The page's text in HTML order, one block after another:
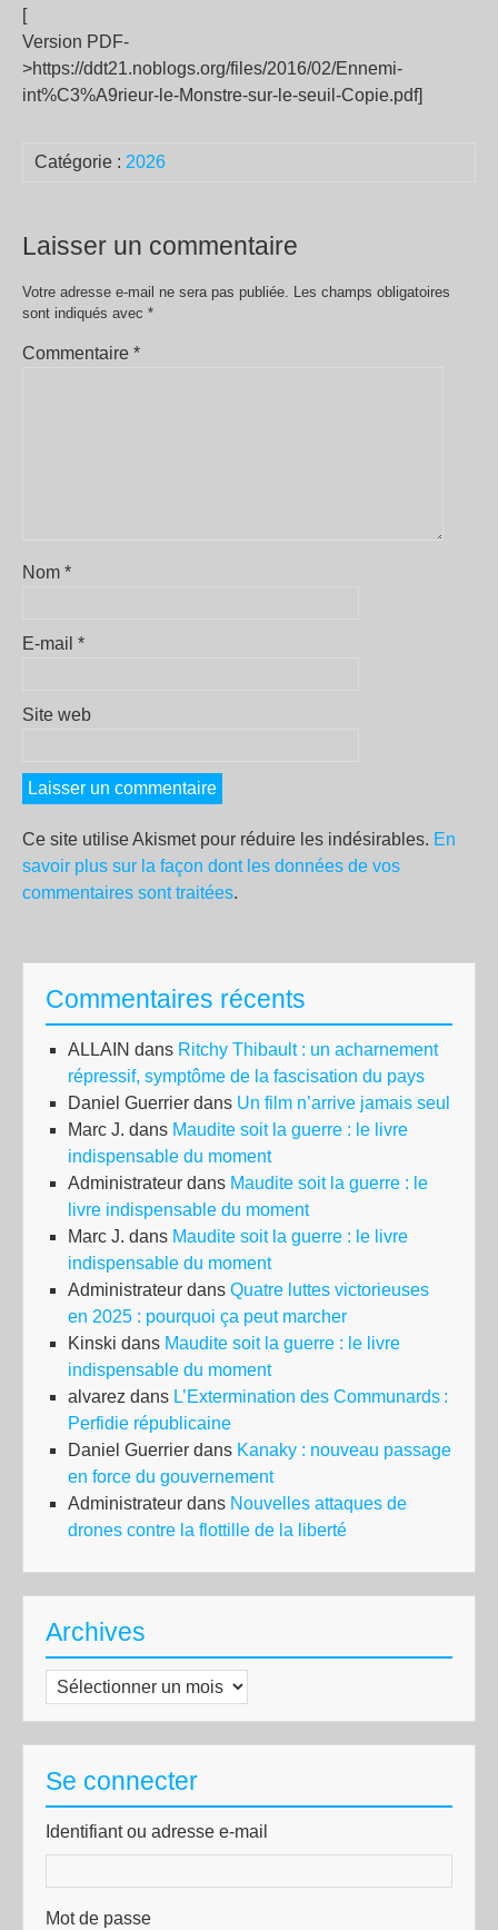
Version PDF-
>https://ddt21.noblogs.org/files/2016/02/Ennemi-
int%C3%A9rieur-le-Monstre-sur-le-seuil-Copie.pdf]
Catégorie : 2026
Laisser un commentaire
Votre adresse e-mail ne sera pas publiée. Les champs obligatoires
sont indiqués avec *
Commentaire *
Nom *
E-mail *
Site web
Ce site utilise Akismet pour réduire les indésirables. En
savoir plus sur la façon dont les données de vos
commentaires sont traitées.
Commentaires récents
ALLAIN dans Ritchy Thibault : un acharnement
répressif, symptôme de la fascisation du pays
Daniel Guerrier dans Un film n’arrive jamais seul
Marc J. dans Maudite soit la guerre : le livre
indispensable du moment
Administrateur dans Maudite soit la guerre : le
livre indispensable du moment
Marc J. dans Maudite soit la guerre : le livre
indispensable du moment
Administrateur dans Quatre luttes victorieuses
en 2025 : pourquoi ça peut marcher
Kinski dans Maudite soit la guerre : le livre
indispensable du moment
alvarez dans L’Extermination des Communards :
Perfidie républicaine
Daniel Guerrier dans Kanaky : nouveau passage
en force du gouvernement
Administrateur dans Nouvelles attaques de
drones contre la flottille de la liberté
Archives
Archives
Se connecter
Identifiant ou adresse e-mail
Mot de passe